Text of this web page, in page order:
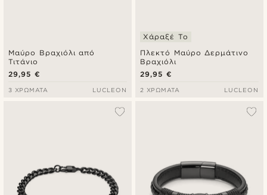
Μαύρο Βραχιόλι από
Τιτάνιο
29,95 €
3 ΧΡΏΜΑΤΑ LUCLEON
Πλεκτό Μαύρο Δερμάτινο
Βραχιόλι
Χάραξέ Το
29,95 €
2 ΧΡΏΜΑΤΑ LUCLEON